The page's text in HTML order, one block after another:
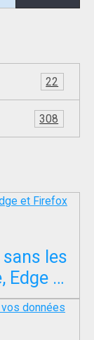
22
308
les
Edge et